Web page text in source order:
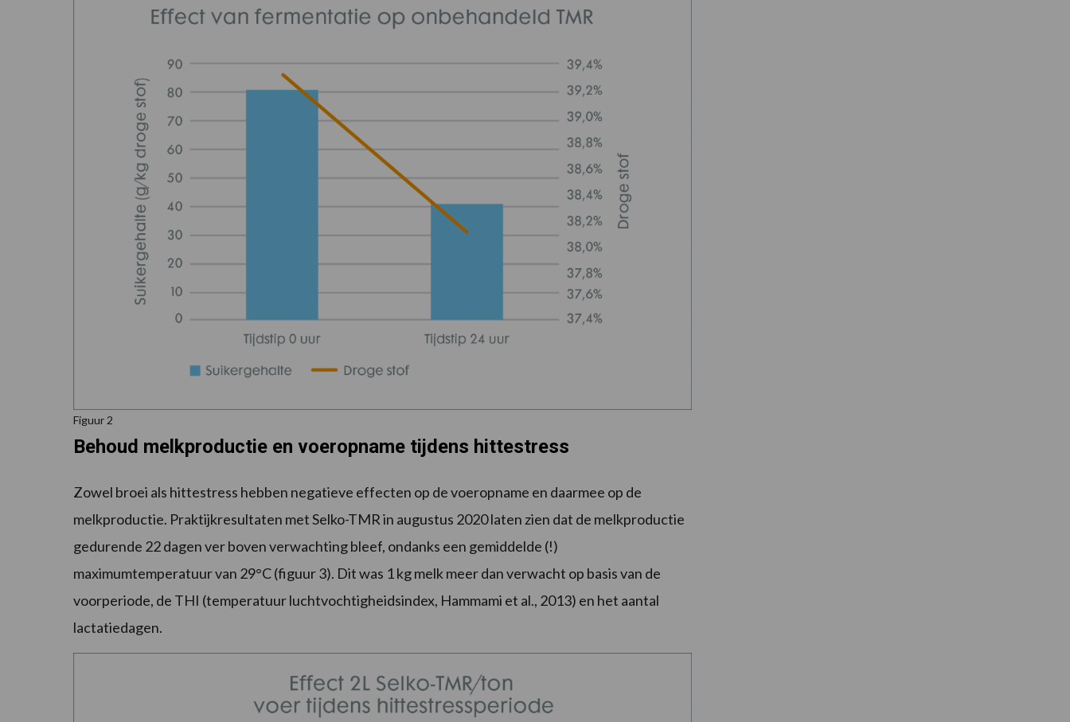
Figuur 2
Behoud melkproductie en voeropname tijdens hittestress
Zowel broei als hittestress hebben negatieve effecten op de voeropname en daarmee op de
melkproductie. Praktijkresultaten met Selko-TMR in augustus 2020 laten zien dat de melkproductie
gedurende 22 dagen ver boven verwachting bleef, ondanks een gemiddelde (!)
maximumtemperatuur van 29°C (figuur 3). Dit was 1 kg melk meer dan verwacht op basis van de
voorperiode, de THI (temperatuur luchtvochtigheidsindex, Hammami et al., 2013) en het aantal
lactatiedagen.